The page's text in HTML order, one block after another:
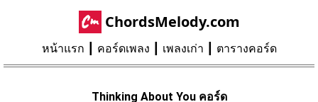
ChordsMelody.com
หน้าแรก คอร์ดเพลง เพลงเก่า ตารางคอร์ด
Thinking About You คอร์ด